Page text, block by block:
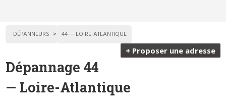
DÉPANNEURS
44 — LOIRE-ATLANTIQUE
+ Proposer une adresse
Dépannage 44
— Loire-Atlantique